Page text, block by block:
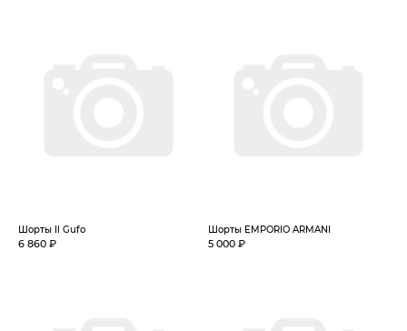
Шорты Il Gufo
6 860 ₽
Шорты EMPORIO ARMANI
5 000 ₽